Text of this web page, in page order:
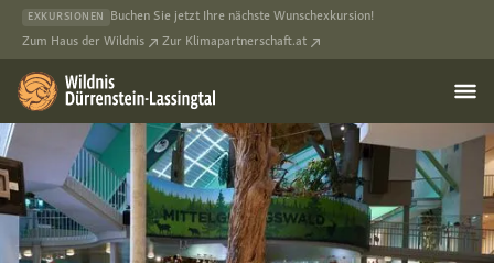
EXKURSIONEN
Buchen Sie jetzt Ihre nächste Wunschexkursion!
Zum Haus der Wildnis
Zur Klimapartnerschaft.at